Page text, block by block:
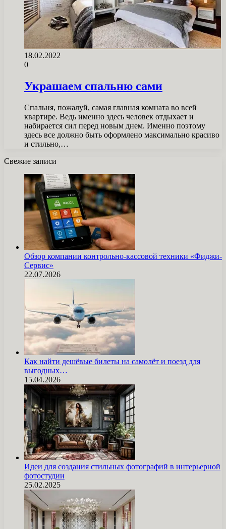
18.02.2022
0
Украшаем спальню сами
Спальня, пожалуй, самая главная комната во всей
квартире. Ведь именно здесь человек отдыхает и
набирается сил перед новым днем. Именно поэтому
здесь все должно быть оформлено максимально красиво
и стильно,…
Свежие записи
Обзор компании контрольно-кассовой техники «Фиджи-
Сервис»
22.07.2026
Как найти дешёвые билеты на самолёт и поезд для
выгодных…
15.04.2026
Идеи для создания стильных фотографий в интерьерной
фотостудии
25.02.2025